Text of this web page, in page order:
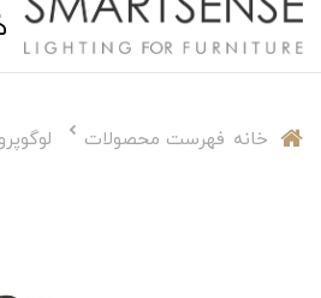
خانه فهرست محصولات